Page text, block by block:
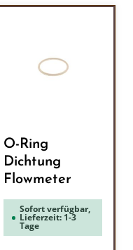
O-Ring
Dichtung
Flowmeter
Sofort verfügbar,
Lieferzeit: 1-3
Tage